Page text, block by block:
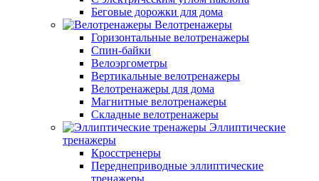
Беговые дорожки для дома
Велотренажеры
Горизонтальные велотренажеры
Спин-байки
Велоэргометры
Вертикальные велотренажеры
Велотренажеры для дома
Магнитные велотренажеры
Складные велотренажеры
Эллиптические
тренажеры
Кросстренеры
Переднеприводные эллиптические
тренажеры